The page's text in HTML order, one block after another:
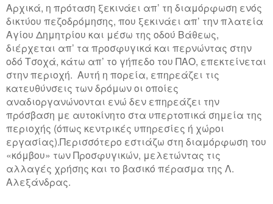
Αρχικά, η πρόταση ξεκινάει απ’ τη διαμόρφωση ενός
δικτύου πεζοδρόμησης, που ξεκινάει απ’ την πλατεία
Αγίου Δημητρίου και μέσω της οδού Βάθεως,
διέρχεται απ’ τα προσφυγικά και περνώντας στην
οδό Τσοχά, κάτω απ’ το γήπεδο του ΠΑΟ, επεκτείνεται
στην περιοχή. Αυτή η πορεία, επηρεάζει τις
κατευθύνσεις των δρόμων οι οποίες
αναδιοργανώνονται ενώ δεν επηρεάζει την
πρόσβαση με αυτοκίνητο στα υπερτοπικά σημεία της
περιοχής (όπως κεντρικές υπηρεσίες ή χώροι
εργασίας).Περισσότερο εστιάζω στη διαμόρφωση του
«κόμβου» των Προσφυγικών, μελετώντας τις
αλλαγές χρήσης και το βασικό πέρασμα της Λ.
Αλεξάνδρας.